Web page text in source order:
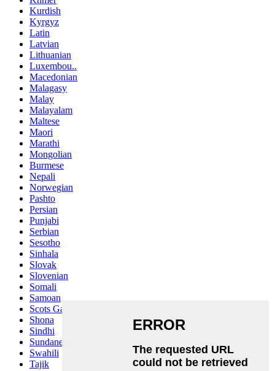
Kurdish
Kyrgyz
Latin
Latvian
Lithuanian
Luxembou..
Macedonian
Malagasy
Malay
Malayalam
Maltese
Maori
Marathi
Mongolian
Burmese
Nepali
Norwegian
Pashto
Persian
Punjabi
Serbian
Sesotho
Sinhala
Slovak
Slovenian
Somali
Samoan
Scots Gaelic
Shona
Sindhi
Sundanese
Swahili
Tajik